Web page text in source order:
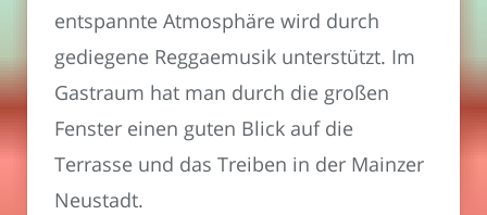
entspannte Atmosphäre wird durch
gediegene Reggaemusik unterstützt. Im
Gastraum hat man durch die großen
Fenster einen guten Blick auf die
Terrasse und das Treiben in der Mainzer
Neustadt.